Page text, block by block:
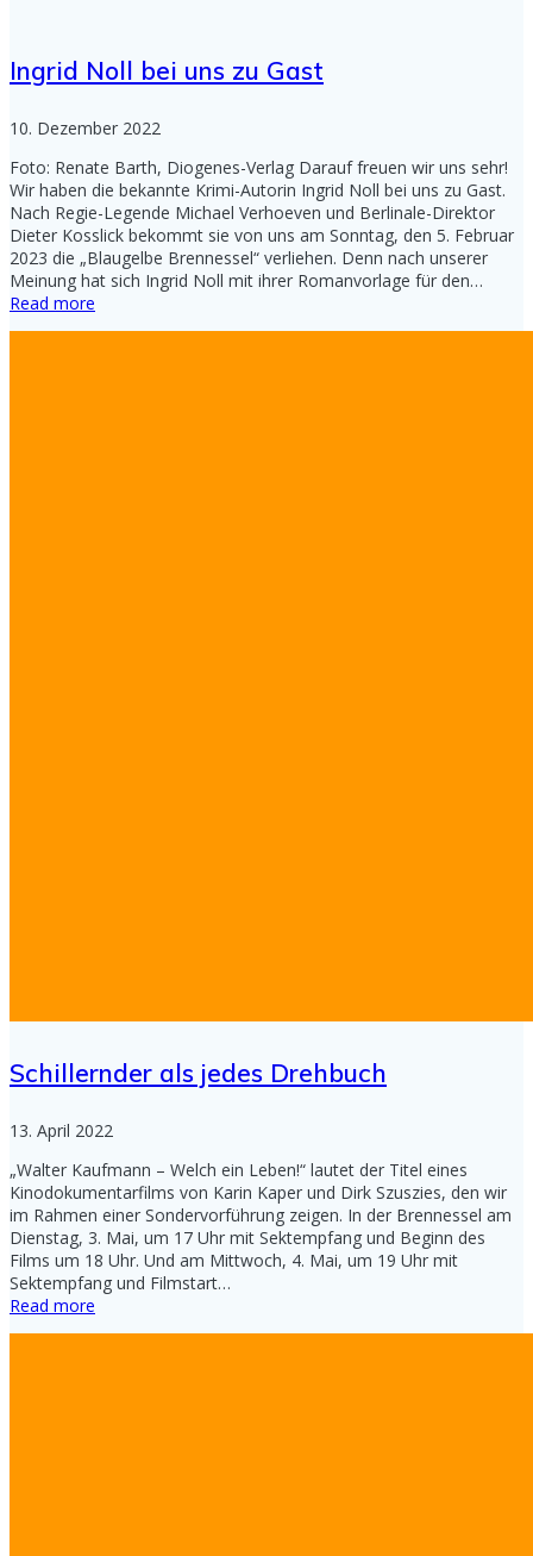
Ingrid Noll bei uns zu Gast
10. Dezember 2022
Foto: Renate Barth, Diogenes-Verlag Darauf freuen wir uns sehr!
Wir haben die bekannte Krimi-Autorin Ingrid Noll bei uns zu Gast.
Nach Regie-Legende Michael Verhoeven und Berlinale-Direktor
Dieter Kosslick bekommt sie von uns am Sonntag, den 5. Februar
2023 die „Blaugelbe Brennessel“ verliehen. Denn nach unserer
Meinung hat sich Ingrid Noll mit ihrer Romanvorlage für den…
Read more
Schillernder als jedes Drehbuch
13. April 2022
„Walter Kaufmann – Welch ein Leben!“ lautet der Titel eines
Kinodokumentarfilms von Karin Kaper und Dirk Szuszies, den wir
im Rahmen einer Sondervorführung zeigen. In der Brennessel am
Dienstag, 3. Mai, um 17 Uhr mit Sektempfang und Beginn des
Films um 18 Uhr. Und am Mittwoch, 4. Mai, um 19 Uhr mit
Sektempfang und Filmstart…
Read more